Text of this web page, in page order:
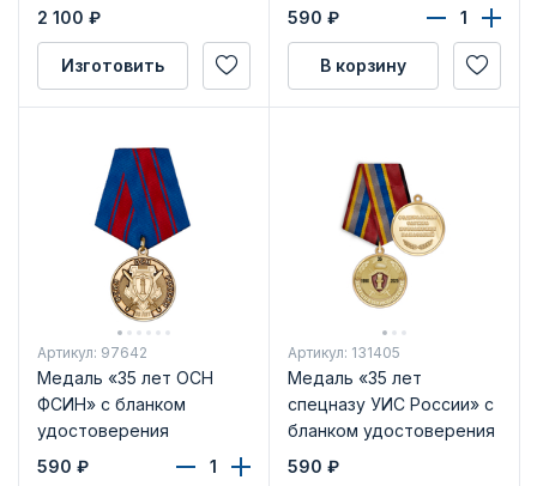
2 100 ₽
Изготовить
удостоверения
590 ₽
В корзину
Артикул: 97642
Медаль «35 лет ОСН
ФСИН» с бланком
удостоверения
590 ₽
Артикул: 131405
Медаль «35 лет
спецназу УИС России» с
бланком удостоверения
590 ₽